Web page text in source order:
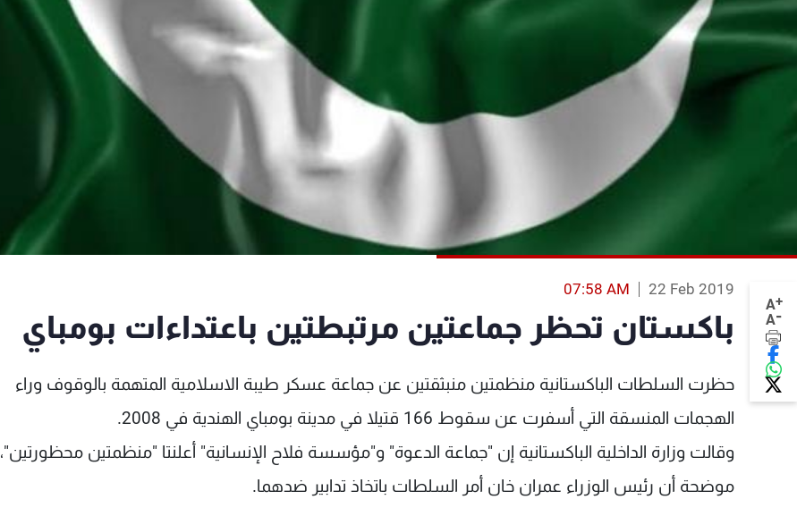
A+
A-
22 Feb 2019
07:58 AM
باكستان تحظر جماعتين مرتبطتين باعتداءات بومباي
حظرت السلطات الباكستانية منظمتين منبثقتين عن جماعة عسكر طيبة الاسلامية المتهمة بالوقوف وراء
الهجمات المنسقة التي أسفرت عن سقوط 166 قتيلا في مدينة بومباي الهندية في 2008.
وقالت وزارة الداخلية الباكستانية إن "جماعة الدعوة" و"مؤسسة فلاح الإنسانية" أعلنتا "منظمتين محظورتين"،
موضحة أن رئيس الوزراء عمران خان أمر السلطات باتخاذ تدابير ضدهما.